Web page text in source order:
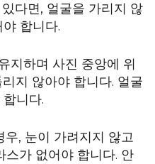
다면, 얼굴을 가리지 않
합니다.
지하며 사진 중앙에 위
지 않아야 합니다. 얼굴
니다.
우, 눈이 가려지지 않고
스가 없어야 합니다. 안